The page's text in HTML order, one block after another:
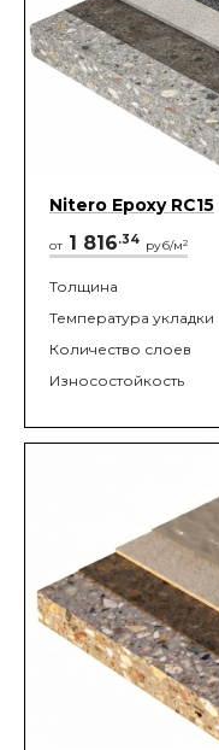
Nitero Epoxy RС15
от 1 816.34 руб/м2
Толщина
Температура укладки
Количество слоев
Износостойкость